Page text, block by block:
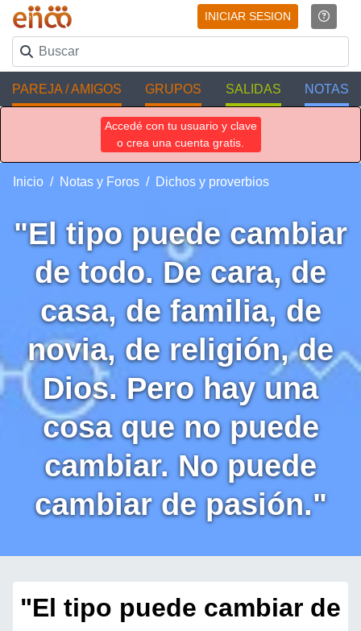
INICIAR SESION
PAREJA / AMIGOS GRUPOS SALIDAS NOTAS
Accedé con tu usuario y clave
o crea una cuenta gratis.
Inicio Notas y Foros Dichos y proverbios
"El tipo puede cambiar
de todo. De cara, de
casa, de familia, de
novia, de religión, de
Dios. Pero hay una
cosa que no puede
cambiar. No puede
cambiar de pasión."
"El tipo puede cambiar de